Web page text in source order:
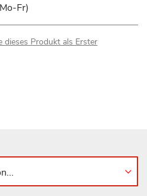
Fr)
dieses Produkt als Erster